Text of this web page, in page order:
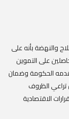
والنهضة بأنه على
على التموين
الحكومة وضمان
الظروف
الاقتصادية